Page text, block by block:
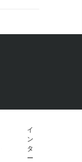
イ
ン
タ
ー